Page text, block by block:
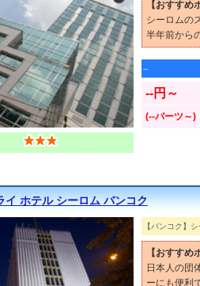
【おすすめ
シーロムの
半年前から
--
--円～
(--バーツ～)
イ ホテル シーロム バンコク
【バンコク】
【おすすめ
日本人の団
ーにも便利